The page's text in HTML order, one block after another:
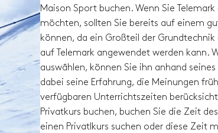
Maison Sport buchen. Wenn Sie
möchten, sollten Sie bereits auf einem
können, da ein Großteil der Grundtechnik
auf Telemark angewendet werden kann.
auswählen, können Sie ihn anhand
dabei seine Erfahrung, die Meinungen
verfügbaren Unterrichtszeiten
Privatkurs buchen, buchen Sie die Zeit
einen Privatlkurs suchen oder diese Zeit